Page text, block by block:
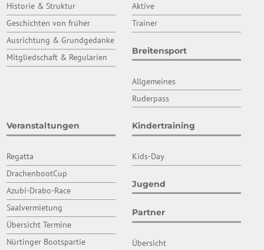
Historie & Struktur
Geschichten von früher
Ausrichtung & Grundgedanke
Mitgliedschaft & Regularien
Aktive
Trainer
Breitensport
Allgemeines
Ruderpass
Veranstaltungen
Regatta
DrachenbootCup
Azubi-Drabo-Race
Saalvermietung
Übersicht Termine
Nürtinger Bootspartie
Kindertraining
Kids-Day
Jugend
Partner
Übersicht